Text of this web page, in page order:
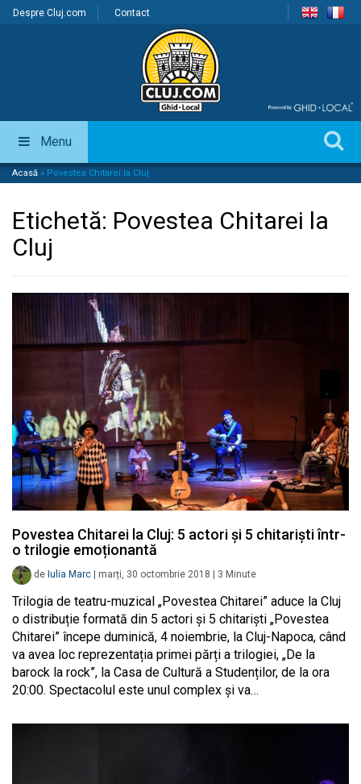
Despre Cluj.com Contact
Menu
Acasă » Povestea Chitarei la Cluj
Etichetă: Povestea Chitarei la
Cluj
Povestea Chitarei la Cluj: 5 actori și 5 chitariști într-
o trilogie emoționantă
de Iulia Marc marți, 30 octombrie 2018 3 Minute
Trilogia de teatru-muzical „Povestea Chitarei” aduce la Cluj
o distribuție formată din 5 actori și 5 chitariști „Povestea
Chitarei” începe duminică, 4 noiembrie, la Cluj-Napoca, când
va avea loc reprezentația primei părți a trilogiei, „De la
barock la rock”, la Casa de Cultură a Studenților, de la ora
20:00. Spectacolul este unul complex și va…